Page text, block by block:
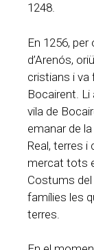
1248.
En 1256, per
d’Arenós,
cristians i va
Bocairent. Li
vila de
emanar de
Real, terres
mercat tots
Costums del
famílies les
terres.